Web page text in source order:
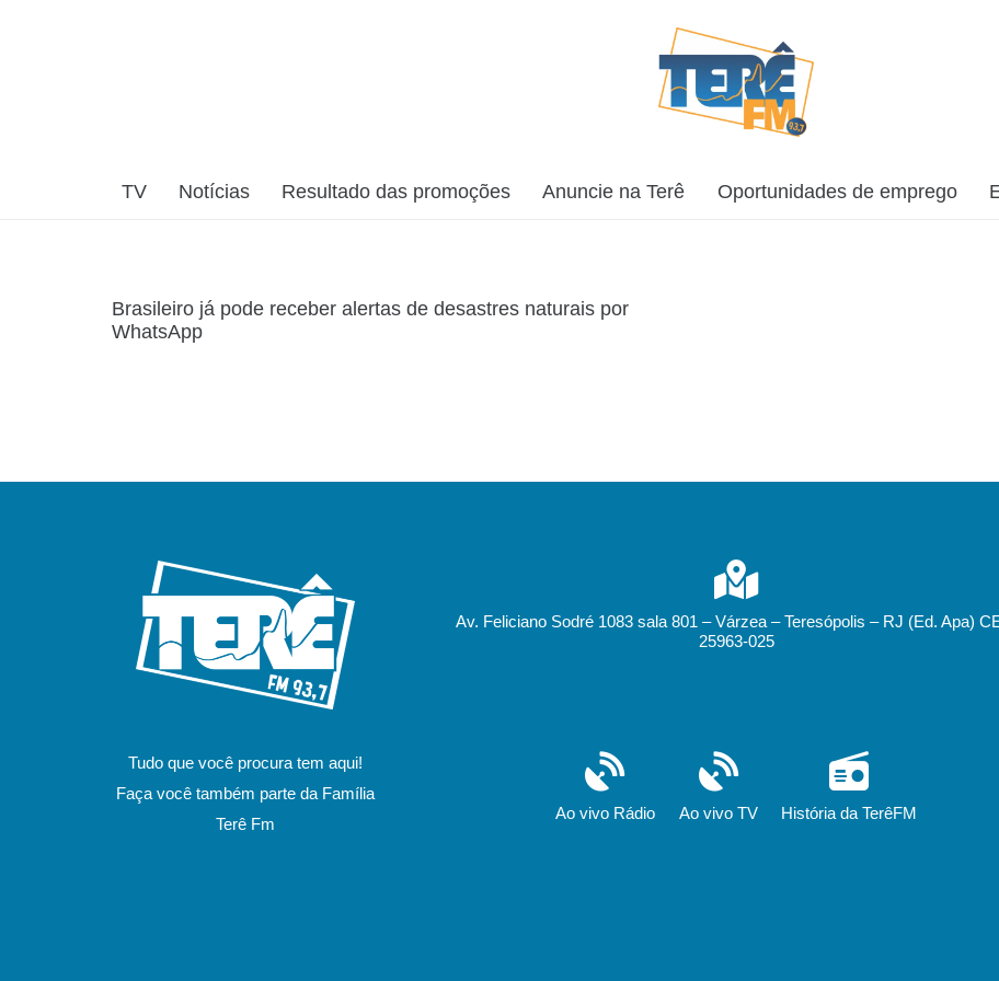
TV Notícias Resultado das promoções Anuncie na Terê Oportunidades de emprego
Brasileiro já pode receber alertas de desastres naturais por
WhatsApp
Tudo que você procura tem aqui!
Faça você também parte da Família
Terê Fm
Av. Feliciano Sodré 1083 sala 801 – Várzea – Teresópolis – RJ (Ed. Apa)
25963-025
Ao vivo Rádio Ao vivo TV História da TerêFM